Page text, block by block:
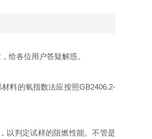
给各位用户答疑解惑。
料的氧指数法应按照GB2406.2-
以判定试样的阻燃性能。不管是